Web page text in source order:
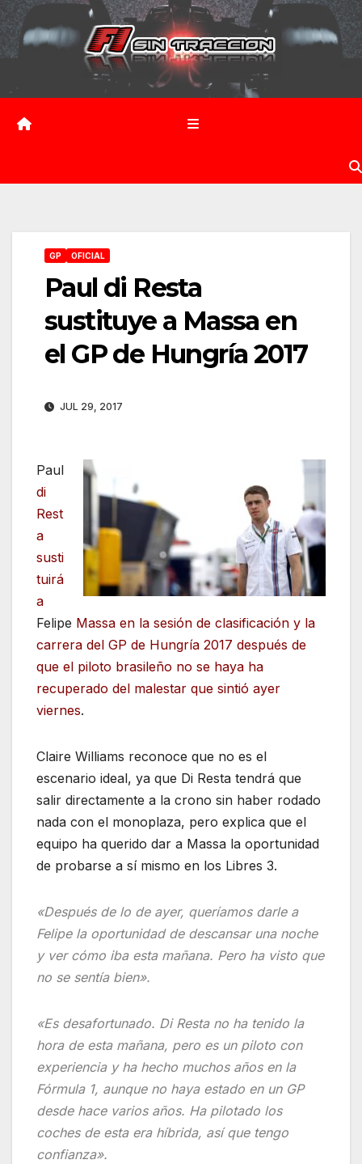
Saltar
contenido
GP OFICIAL
Paul di Resta
sustituye a Massa en
el GP de Hungría 2017
JUL 29, 2017
Paul
di
Rest
a
susti
tuirá
a
Felipe Massa en la sesión de clasificación y la
carrera del GP de Hungría 2017 después de
que el piloto brasileño no se haya ha
recuperado del malestar que sintió ayer
viernes.
Claire Williams reconoce que no es el
escenario ideal, ya que Di Resta tendrá que
salir directamente a la crono sin haber rodado
nada con el monoplaza, pero explica que el
equipo ha querido dar a Massa la oportunidad
de probarse a sí mismo en los Libres 3.
«Después de lo de ayer, queríamos darle a
Felipe la oportunidad de descansar una noche
y ver cómo iba esta mañana. Pero ha visto que
no se sentía bien».
«Es desafortunado. Di Resta no ha tenido la
hora de esta mañana, pero es un piloto con
experiencia y ha hecho muchos años en la
Fórmula 1, aunque no haya estado en un GP
desde hace varios años. Ha pilotado los
coches de esta era híbrida, así que tengo
confianza».